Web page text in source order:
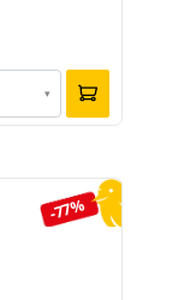
▾
-77%